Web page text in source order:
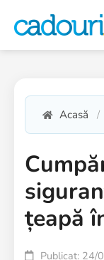
Acasă
țeapă
Publicat: 24/